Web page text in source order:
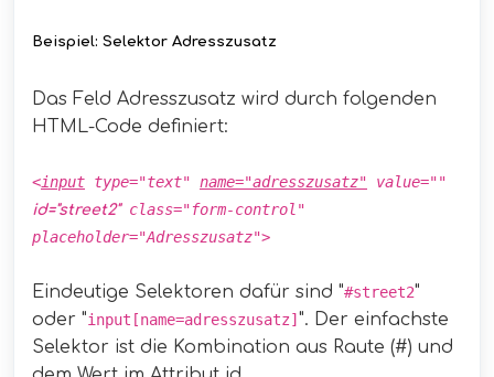
Beispiel: Selektor Adresszusatz
Das Feld Adresszusatz wird durch folgenden
HTML-Code definiert:
<input type="text" name="adresszusatz" value=""
id="street2"class="form-control"
placeholder="Adresszusatz">
Eindeutige Selektoren dafür sind "#street2"
oder "input[name=adresszusatz] ". Der einfachste
Selektor ist die Kombination aus Raute (#) und